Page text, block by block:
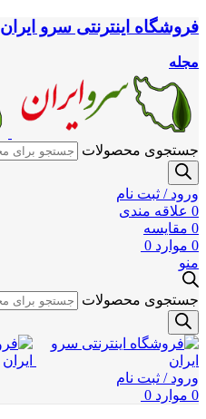
فروشگاه اینترنتی سرو ایران
مجله
جستجوی محصولات
ورود / ثبت نام
0 علاقه مندی
0 مقایسه
0 موارد 0
منو
جستجوی محصولات
ورود / ثبت نام
0 موارد 0